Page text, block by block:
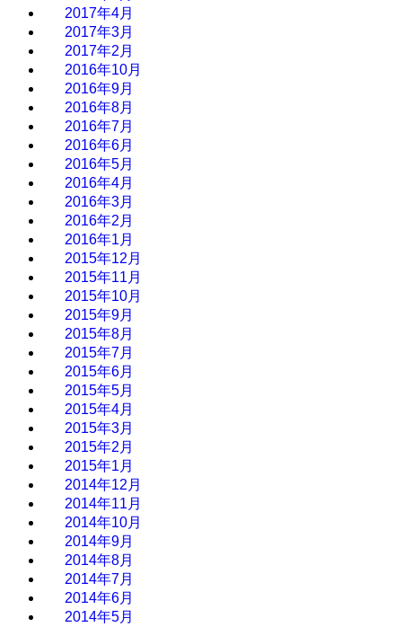
2017年4月
2017年3月
2017年2月
2016年10月
2016年9月
2016年8月
2016年7月
2016年6月
2016年5月
2016年4月
2016年3月
2016年2月
2016年1月
2015年12月
2015年11月
2015年10月
2015年9月
2015年8月
2015年7月
2015年6月
2015年5月
2015年4月
2015年3月
2015年2月
2015年1月
2014年12月
2014年11月
2014年10月
2014年9月
2014年8月
2014年7月
2014年6月
2014年5月